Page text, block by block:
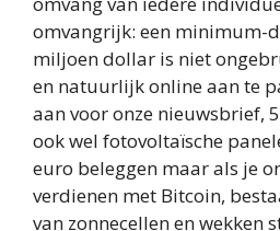
omvangrijk: een minimum-
miljoen dollar is niet
en natuurlijk online aan te
aan voor onze nieuwsbrief,
ook wel fotovoltaïsche
euro beleggen maar als je
verdienen met Bitcoin,
van zonnecellen en wekken